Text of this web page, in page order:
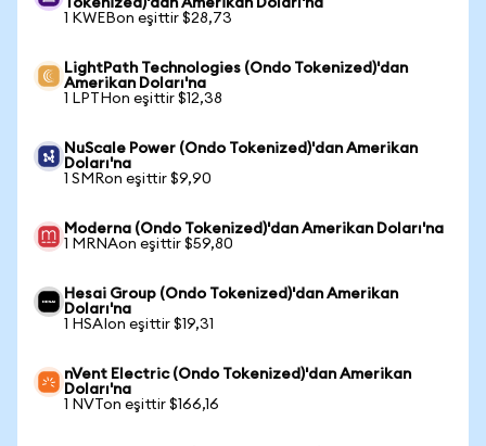
Tokenized)'dan Amerikan Doları'na
1 KWEBon eşittir $28,73
LightPath Technologies (Ondo Tokenized)'dan
Amerikan Doları'na
1 LPTHon eşittir $12,38
NuScale Power (Ondo Tokenized)'dan Amerikan
Doları'na
1 SMRon eşittir $9,90
Moderna (Ondo Tokenized)'dan Amerikan Doları'na
1 MRNAon eşittir $59,80
Hesai Group (Ondo Tokenized)'dan Amerikan
Doları'na
1 HSAIon eşittir $19,31
nVent Electric (Ondo Tokenized)'dan Amerikan
Doları'na
1 NVTon eşittir $166,16